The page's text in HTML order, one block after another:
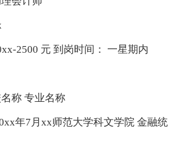
2500 元 到岗时间： 一星期内
称 专业名称
年7月xx师范大学科文学院 金融统